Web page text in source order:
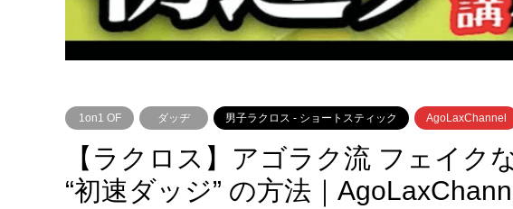
1on1 OF ダッヂ 男子ラクロス - ショートスティック AgoLaxChannel
【ラクロス】アゴラク流 フェイク
“初速ダッジ” の方法｜